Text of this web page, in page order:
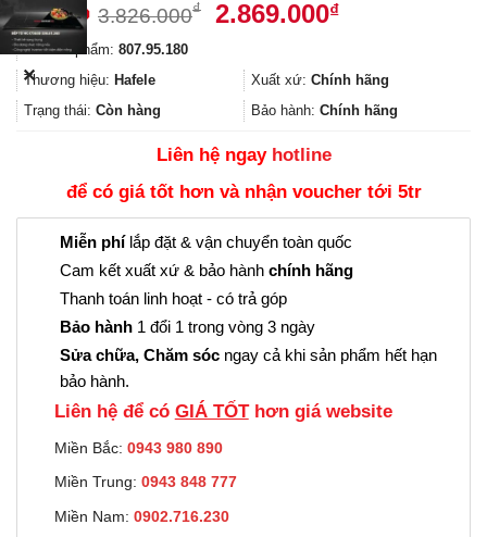
3.826.000₫
Giá
3.826.000₫.
2.869.000₫Giá
là:
2.869.000₫.
Mã sản phẩm: 807.95.180
Thương hiệu: Hafele Xuất xứ: Chính hãng
Trạng thái: Còn hàng Bảo hành: Chính hãng
Liên hệ ngay hotline
để có giá tốt hơn và nhận voucher tới 5tr
Miễn phílắp đặt & vận chuyển toàn quốc
Cam kết xuất xứ & bảo hành chính hãng
Thanh toán linh hoạt - có trả góp
Bảo hành 1 đổi 1 trong vòng 3 ngày
Sửa chữa, Chăm sóc ngay cả khi sản phẩm hết hạn
bảo hành.
Liên hệ để có GIÁ TỐThơn giá website
Miền Bắc: 0943 980 890
Miền Trung: 0943 848 777
Miền Nam: 0902.716.230
✕